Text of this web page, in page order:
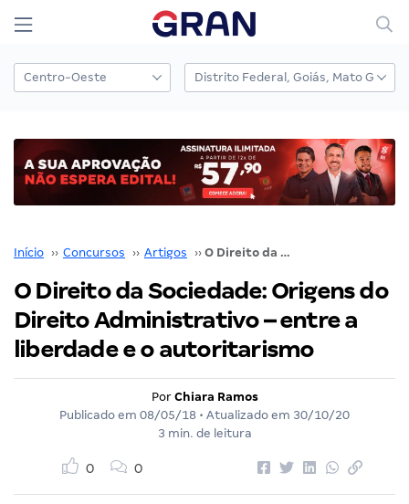
Início ›› Concursos ›› Artigos ›› O Direito da Sociedade: Origens do Direito Administrativo – entre a liberdade e o autoritarismo
O Direito da Sociedade: Origens do
Direito Administrativo – entre a
liberdade e o autoritarismo
Por Chiara Ramos
Publicado em 08/05/18 • Atualizado em 30/10/20
3 min. de leitura
0 0